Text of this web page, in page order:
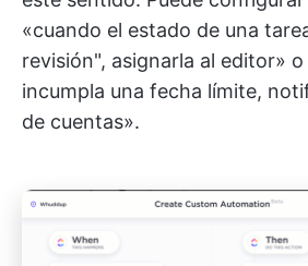
«cuando el estado de una
revisión", asignarla al editor»
incumpla una fecha límite,
de cuentas».